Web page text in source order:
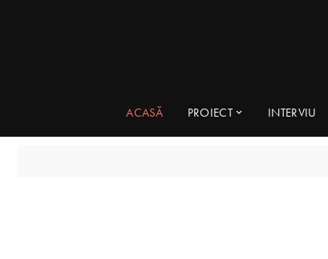
ACASĂ PROIECT INTERVIU